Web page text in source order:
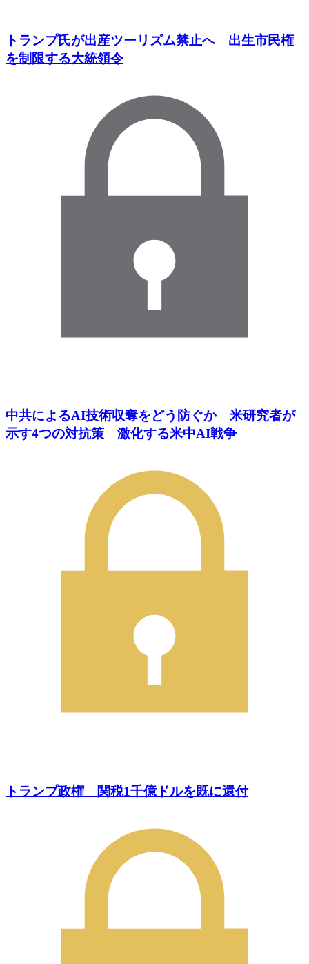
トランプ氏が出産ツーリズム禁止へ 出生市民権
を制限する大統領令
中共によるAI技術収奪をどう防ぐか 米研究者が
示す4つの対抗策 激化する米中AI戦争
トランプ政権 関税1千億ドルを既に還付